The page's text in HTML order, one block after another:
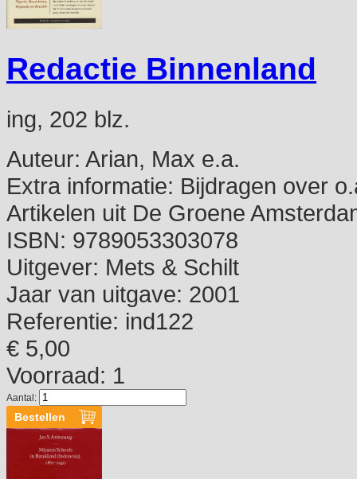
Redactie Binnenland
ing, 202 blz.
Auteur: Arian, Max e.a.
Extra informatie: Bijdragen over
Artikelen uit De Groene
ISBN: 9789053303078
Uitgever: Mets & Schilt
Jaar van uitgave: 2001
Referentie: ind122
€ 5,00
Voorraad: 1
Aantal: